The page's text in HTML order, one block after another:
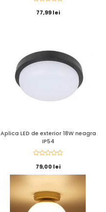
77,99 lei
Aplica LED de exterior 18W neagra
IP54
79,00 lei